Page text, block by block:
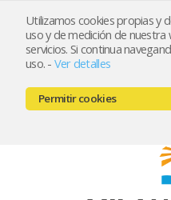
Utilizamos cookies propias y
uso y de medición de
servicios. Si continua
uso. - Ver detalles
Permitir cookies
Registrarse